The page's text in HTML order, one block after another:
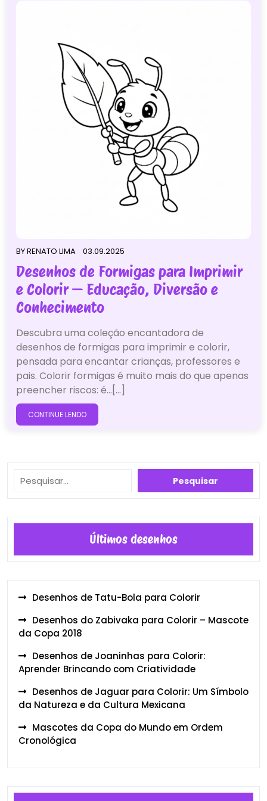
BYRENATO LIMA 03.09.2025
Desenhos de Formigas para Imprimir
e Colorir — Educação, Diversão e
Conhecimento
Descubra uma coleção encantadora de
desenhos de formigas para imprimir e colorir,
pensada para encantar crianças, professores e
pais. Colorir formigas é muito mais do que apenas
preencher riscos: é…[...]
CONTINUE LENDO
Pesquisar Pesquisar
Últimos desenhos
Desenhos de Tatu-Bola para Colorir
Desenhos do Zabivaka para Colorir – Mascote
da Copa 2018
Desenhos de Joaninhas para Colorir:
Aprender Brincando com Criatividade
Desenhos de Jaguar para Colorir: Um Símbolo
da Natureza e da Cultura Mexicana
Mascotes da Copa do Mundo em Ordem
Cronológica